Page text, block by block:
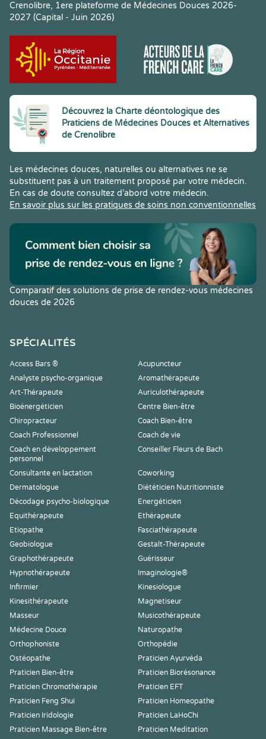
Crenolibre, 1ere plateforme de Médecines Douces 2026-
2027 (Capital - Juin 2026)
Découvrez la Charte déontologique des
Praticiens de Médecines Douces et Alternatives
de Crenolibre
Les médecines douces, naturelles ou alternatives ne se
substituent pas à un traitement proposé par votre médecin.
En cas de doute consultez d’abord votre médecin.
En savoir plus sur les pratiques de soins non conventionnelles
Comparatif des solutions de prise de rendez-vous médecines
douces de 2026
SPÉCIALITÉS
Access Bars ®
Acupuncteur
Analyste psycho-organique
Aromathérapeute
Art-Thérapeute
Auriculothérapeute
Bioénergéticien
Centre Bien-être
Chiropracteur
Coach Bien-être
Coach Professionnel
Coach de vie
Coach en développement
personnel
Conseiller Fleurs de Bach
Consultante en lactation
Coworking
Dermatologue
Diététicien Nutritionniste
Décodage psycho-biologique
Energéticien
Equithérapeute
Ethérapeute
Etiopathe
Fasciathérapeute
Geobiologue
Gestalt-Thérapeute
Graphothérapeute
Guérisseur
Hypnothérapeute
Imaginologie®
Infirmier
Kinesiologue
Kinesithérapeute
Magnetiseur
Masseur
Musicothérapeute
Médecine Douce
Naturopathe
Orthophoniste
Orthopédie
Ostéopathe
Praticien Ayurvéda
Praticien Bien-être
Praticien Biorésonance
Praticien Chromothérapie
Praticien EFT
Praticien Feng Shui
Praticien Homeopathe
Praticien Iridologie
Praticien LaHoChi
Praticien Massage Bien-être
Praticien Meditation